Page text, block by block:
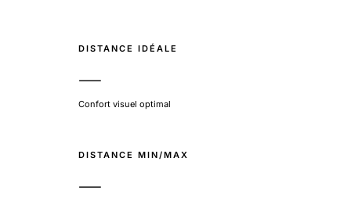
DISTANCE IDÉALE
—
Confort visuel optimal
DISTANCE MIN/MAX
—